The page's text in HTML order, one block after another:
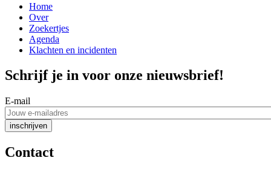
Home
Over
Zoekertjes
Agenda
Klachten en incidenten
Schrijf je in voor onze nieuwsbrief!
E-mail
Contact